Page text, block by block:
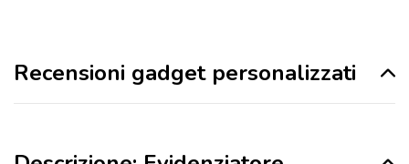
Recensioni gadget personalizzati